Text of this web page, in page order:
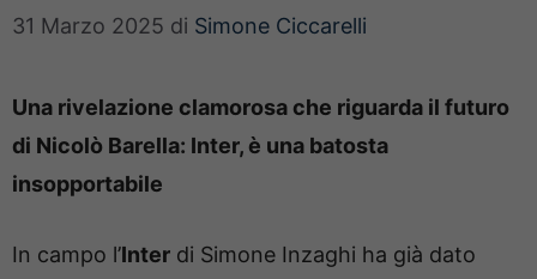
31 Marzo 2025 di Simone Ciccarelli
Una rivelazione clamorosa che riguarda il futuro
di Nicolò Barella: Inter, è una batosta
insopportabile
In campo l’Inter di Simone Inzaghi ha già dato